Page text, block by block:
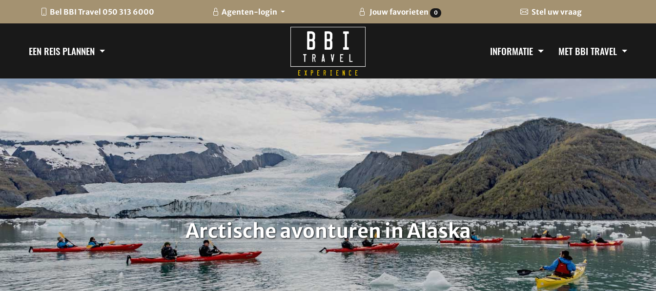
Bel BBI Travel 050 313 6000 Agenten-login Jouw favorieten 0 Stel uw vraag
EEN REIS PLANNEN INFORMATIE MET BBI TRAVEL
Arctische avonturen in Alaska